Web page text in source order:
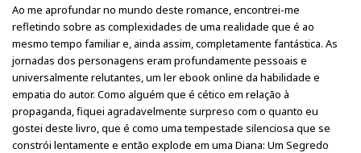
Ao me aprofundar no mundo deste romance, encontrei-me
refletindo sobre as complexidades de uma realidade que é ao
mesmo tempo familiar e, ainda assim, completamente fantástica. As
jornadas dos personagens eram profundamente pessoais e
universalmente relutantes, um ler ebook online da habilidade e
empatia do autor. Como alguém que é cético em relação à
propaganda, fiquei agradavelmente surpreso com o quanto eu
gostei deste livro, que é como uma tempestade silenciosa que se
constrói lentamente e então explode em uma Diana: Um Segredo